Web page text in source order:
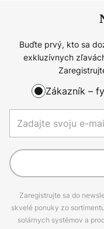
Buďte prvý, kto sa
exkluzívnych
Zákazník –
Zaregistrujte sa do
skvelé ponuky zo
solárnych systémov a